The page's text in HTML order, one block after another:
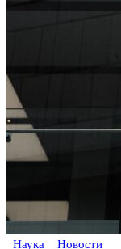
Наука Новости